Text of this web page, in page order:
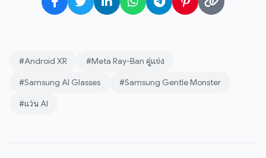
#Android XR
#Meta Ray-Ban คู่แข่ง
#Samsung AI Glasses
#Samsung Gentle Monster
#แว่น AI